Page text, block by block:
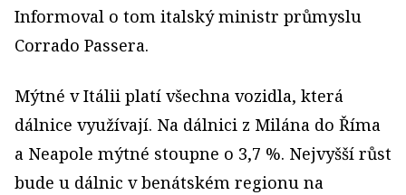
Informoval o tom italský ministr průmyslu
Corrado Passera.
Mýtné v Itálii platí všechna vozidla, která
dálnice využívají. Na dálnici z Milána do Říma
a Neapole mýtné stoupne o 3,7 %. Nejvyšší růst
bude u dálnic v benátském regionu na